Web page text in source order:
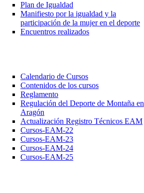
Plan de Igualdad
Manifiesto por la igualdad y la
participación de la mujer en el deporte
Encuentros realizados
Calendario de Cursos
Contenidos de los cursos
Reglamento
Regulación del Deporte de Montaña en
Aragón
Actualización Registro Técnicos EAM
Cursos-EAM-22
Cursos-EAM-23
Cursos-EAM-24
Cursos-EAM-25